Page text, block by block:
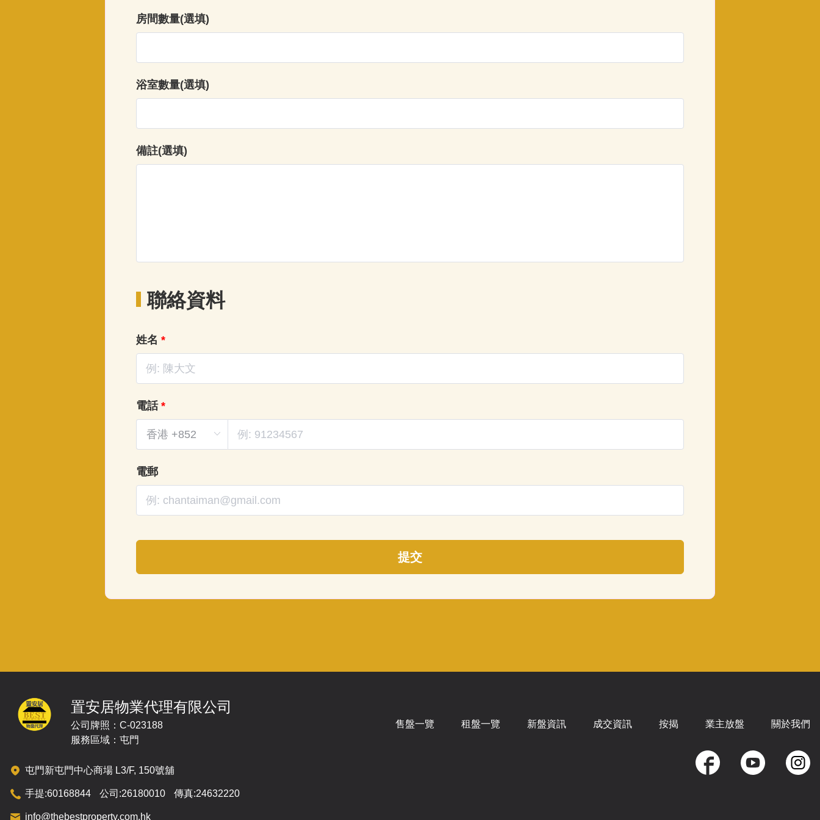
房間數量(選填)
浴室數量(選填)
備註(選填)
聯絡資料
姓名 *
電話 *
電郵
提交
置安居物業代理有限公司
公司牌照：C-023188
服務區域：屯門
屯門新屯門中心商場 L3/F, 150號舖
手提:60168844 公司:26180010 傳真:24632220
info@thebestproperty.com.hk
售盤一覽 租盤一覽 新盤資訊 成交資訊 按揭 業主放盤 關於我們